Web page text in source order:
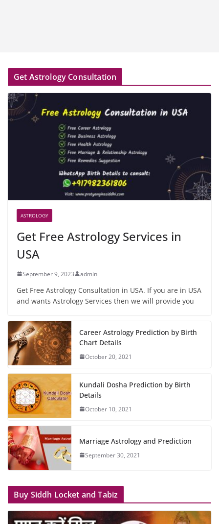
Get Astrology Consultation
ASTROLOGY
Get Free Astrology Services in
USA
September 9, 2023 admin
Get Free Astrology Consultation in USA. If you are in USA
and wants Astrology Services then we will provide you
Career Astrology Prediction by Birth
Chart Details
October 20, 2021
Kundali Dosha Prediction by Birth
Details
October 10, 2021
Marriage Astrology and Prediction
September 30, 2021
Buy Siddh Locket and Tabiz